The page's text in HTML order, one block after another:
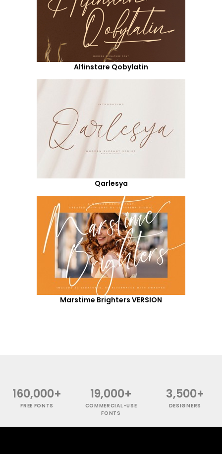
Alfinstare Qobylatin
Qarlesya
Marstime Brighters VERSION
160,000+
FREE FONTS
19,000+
COMMERCIAL-USE
FONTS
3,500+
DESIGNERS